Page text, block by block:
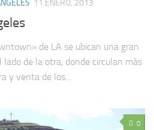
11 ENERO, 2013
de LA se ubican una gran
lado de la otra, donde circulan más
y venta de los...
0